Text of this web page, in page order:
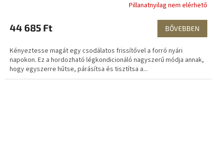
Pillanatnyilag nem elérhető
44 685 Ft BŐVEBBEN
Kényeztesse magát egy csodálatos frissítővel a forró nyári
napokon. Ez a hordozható légkondicionáló nagyszerű módja annak,
hogy egyszerre hűtse, párásítsa és tisztítsa a...